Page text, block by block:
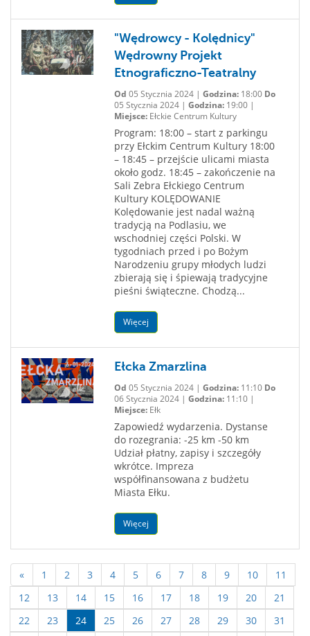
"Wędrowcy - Kolędnicy"
Wędrowny Projekt
Etnograficzno-Teatralny
Od 05 Stycznia 2024 | Godzina:18:00 Do
05 Stycznia 2024 | Godzina:19:00 |
Miejsce:Ełckie Centrum Kultury
Program: 18:00 – start z parkingu
przy Ełckim Centrum Kultury 18:00
– 18:45 – przejście ulicami miasta
około godz. 18:45 – zakończenie na
Sali Zebra Ełckiego Centrum
Kultury KOLĘDOWANIE
Kolędowanie jest nadal ważną
tradycją na Podlasiu, we
wschodniej części Polski. W
tygodniach przed i po Bożym
Narodzeniu grupy młodych ludzi
zbierają się i śpiewają tradycyjne
pieśni świąteczne. Chodzą...
Więcej
Ełcka Zmarzlina
Od 05 Stycznia 2024 | Godzina:11:10 Do
06 Stycznia 2024 | Godzina:11:10 |
Miejsce:Ełk
Zapowiedź wydarzenia. Dystanse
do rozegrania: -25 km -50 km
Udział płatny, zapisy i szczegóły
wkrótce. Impreza
współfinansowana z budżetu
Miasta Ełku.
Więcej
« 1 2 3 4 5 6 7 8 9 10
11
12
13 14 15 16 17 18 19 20
21
22
23 24 25 26 27 28 29 30
31